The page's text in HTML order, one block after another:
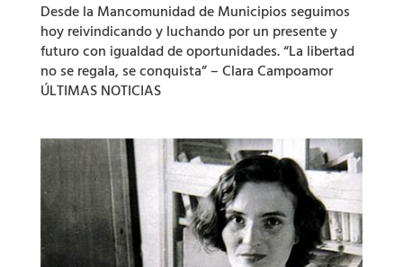
Desde la Mancomunidad de Municipios seguimos
hoy reivindicando y luchando por un presente y
futuro con igualdad de oportunidades. “La libertad
no se regala, se conquista” – Clara Campoamor
ÚLTIMAS NOTICIAS